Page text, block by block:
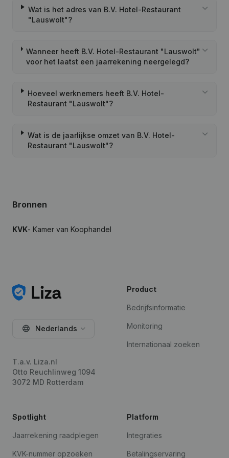
Wat is het adres van B.V. Hotel-Restaurant
"Lauswolt"?
Wanneer heeft B.V. Hotel-Restaurant "Lauswolt"
voor het laatst een jaarrekening neergelegd?
Hoeveel werknemers heeft B.V. Hotel-
Restaurant "Lauswolt"?
Wat is de jaarlijkse omzet van B.V. Hotel-
Restaurant "Lauswolt"?
Bronnen
KVK- Kamer van Koophandel
Nederlands
T.a.v. Liza.nl
Otto Reuchlinweg 1094
3072 MD Rotterdam
Product
Bedrijfsinformatie
Monitoring
Internationaal zoeken
Spotlight
Jaarrekening raadplegen
KVK-nummer opzoeken
Platform
Integraties
Betalingservaring